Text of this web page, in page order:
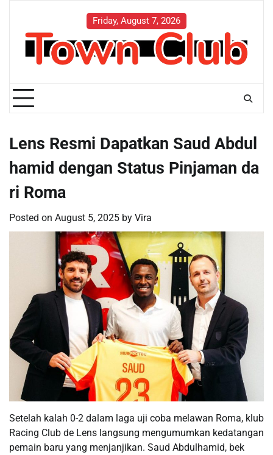
content
Friday, August 7, 2026
Lens Resmi Dapatkan Saud Abdul
hamid dengan Status Pinjaman da
ri Roma
Posted on August 5, 2025 by Vira
Setelah kalah 0-2 dalam laga uji coba melawan Roma, klub
Racing Club de Lens langsung mengumumkan kedatangan
pemain baru yang menjanjikan. Saud Abdulhamid, bek